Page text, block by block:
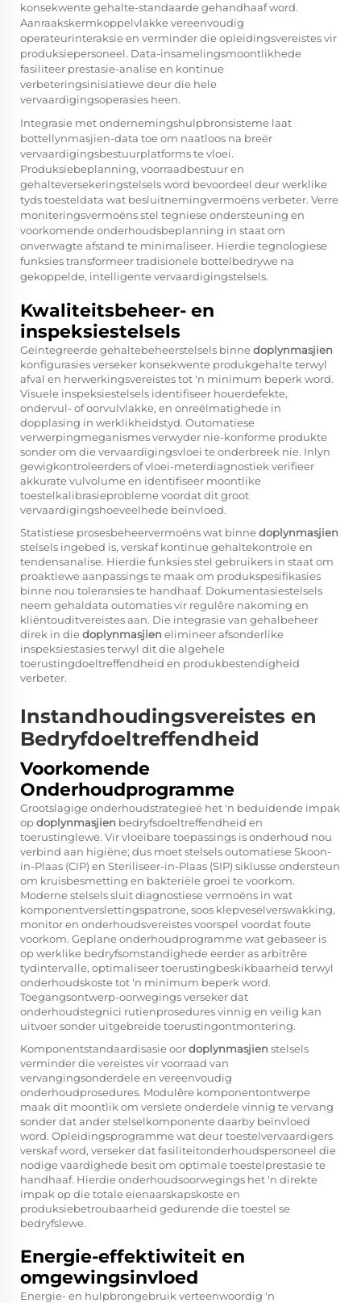
konsekwente gehalte-standaarde gehandhaaf word.
Aanraakskermkoppelvlakke vereenvoudig
operateurinteraksie en verminder die opleidingsvereistes vir
produksiepersoneel. Data-insamelingsmoontlikhede
fasiliteer prestasie-analise en kontinue
verbeteringsinisiatiewe deur die hele
vervaardigingsoperasies heen.
Integrasie met ondernemingshulpbronsisteme laat
bottellynmasjien-data toe om naatloos na breër
vervaardigingsbestuurplatforms te vloei.
Produksiebeplanning, voorraadbestuur en
gehalteversekeringstelsels word bevoordeel deur werklike
tyds toesteldata wat besluitnemingvermoëns verbeter. Verre
moniteringsvermoëns stel tegniese ondersteuning en
voorkomende onderhoudsbeplanning in staat om
onverwagte afstand te minimaliseer. Hierdie tegnologiese
funksies transformeer tradisionele bottelbedrywe na
gekoppelde, intelligente vervaardigingstelsels.
Kwaliteitsbeheer- en
inspeksiestelsels
Geïntegreerde gehaltebeheerstelsels binnedoplynmasjien
konfigurasies verseker konsekwente produkgehalte terwyl
afval en herwerkingsvereistes tot 'n minimum beperk word.
Visuele inspeksiestelsels identifiseer houerdefekte,
ondervul- of oorvulvlakke, en onreëlmatighede in
dopplasing in werklikheidstyd. Outomatiese
verwerpingmeganismes verwyder nie-konforme produkte
sonder om die vervaardigingsvloei te onderbreek nie. Inlyn
gewigkontroleerders of vloei-meterdiagnostiek verifieer
akkurate vulvolume en identifiseer moontlike
toestelkalibrasieprobleme voordat dit groot
vervaardigingshoeveelhede beïnvloed.
Statistiese prosesbeheervermoëns wat binnedoplynmasjien
stelsels ingebed is, verskaf kontinue gehaltekontrole en
tendensanalise. Hierdie funksies stel gebruikers in staat om
proaktiewe aanpassings te maak om produkspesifikasies
binne nou toleransies te handhaaf. Dokumentasiestelsels
neem gehaldata outomaties vir regulêre nakoming en
kliëntouditvereistes aan. Die integrasie van gehalbeheer
direk in diedoplynmasjien elimineer afsonderlike
inspeksiestasies terwyl dit die algehele
toerustingdoeltreffendheid en produkbestendigheid
verbeter.
Instandhoudingsvereistes en
Bedryfdoeltreffendheid
Voorkomende
Onderhoudprogramme
Grootslagige onderhoudstrategieë het 'n beduidende impak
opdoplynmasjien bedryfsdoeltreffendheid en
toerustinglewe. Vir vloeibare toepassings is onderhoud nou
verbind aan higiëne; dus moet stelsels outomatiese Skoon-
in-Plaas (CIP) en Steriliseer-in-Plaas (SIP) siklusse ondersteun
om kruisbesmetting en bakteriële groei te voorkom.
Moderne stelsels sluit diagnostiese vermoëns in wat
komponentverslettingspatrone, soos klepveselverswakking,
monitor en onderhoudsvereistes voorspel voordat foute
voorkom. Geplane onderhoudprogramme wat gebaseer is
op werklike bedryfsomstandighede eerder as arbitrêre
tydintervalle, optimaliseer toerustingbeskikbaarheid terwyl
onderhoudskoste tot 'n minimum beperk word.
Toegangsontwerp-oorwegings verseker dat
onderhoudstegnici rutienprosedures vinnig en veilig kan
uitvoer sonder uitgebreide toerustingontmontering.
Komponentstandaardisasie oordoplynmasjien stelsels
verminder die vereistes vir voorraad van
vervangingsonderdele en vereenvoudig
onderhoudprosedures. Modulêre komponentontwerpe
maak dit moontlik om verslete onderdele vinnig te vervang
sonder dat ander stelselkomponente daarby beïnvloed
word. Opleidingsprogramme wat deur toestelvervaardigers
verskaf word, verseker dat fasiliteitonderhoudspersoneel die
nodige vaardighede besit om optimale toestelprestasie te
handhaaf. Hierdie onderhoudsoorwegings het 'n direkte
impak op die totale eienaarskapskoste en
produksiebetroubaarheid gedurende die toestel se
bedryfslewe.
Energie-effektiwiteit en
omgewingsinvloed
Energie- en hulpbrongebruik verteenwoordig 'n